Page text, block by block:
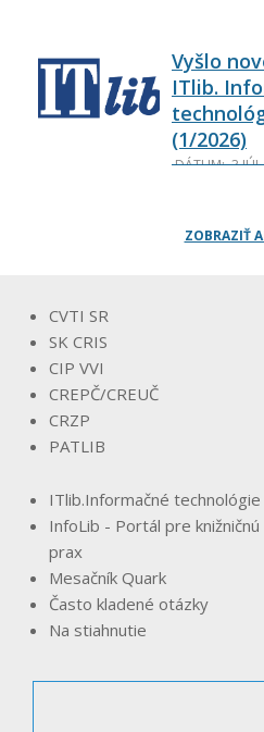
štúdia
Marty
Vyšlo
ITlib.
(1/2026)
DÁTUM: 3
v júni 2026
ZOBRAZIŤ
CVTI SR
SK CRIS
CIP VVI
CREPČ/CREUČ
CRZP
PATLIB
ITlib.Informačné technológie
InfoLib - Portál pre
prax
Mesačník Quark
Často kladené otázky
Na stiahnutie